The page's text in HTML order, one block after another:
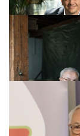
Makro
TÁMOGATÓI
TARTALOM